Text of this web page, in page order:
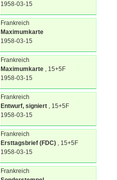
1958-03-15
Frankreich
Maximumkarte
1958-03-15
Frankreich
Maximumkarte , 15+5F
1958-03-15
Frankreich
Entwurf, signiert , 15+5F
1958-03-15
Frankreich
Ersttagsbrief (FDC) , 15+5F
1958-03-15
Frankreich